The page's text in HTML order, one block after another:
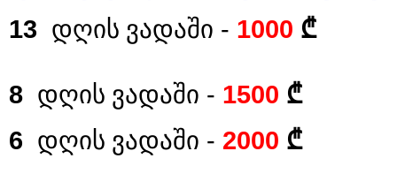
13 დღის ვადაში - 1000 ₾
8 დღის ვადაში - 1500 ₾
6 დღის ვადაში - 2000 ₾